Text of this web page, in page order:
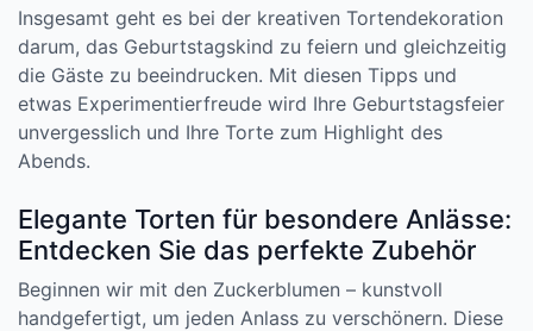
Insgesamt geht es bei der kreativen Tortendekoration
darum, das Geburtstagskind zu feiern und gleichzeitig
die Gäste zu beeindrucken. Mit diesen Tipps und
etwas Experimentierfreude wird Ihre Geburtstagsfeier
unvergesslich und Ihre Torte zum Highlight des
Abends.
Elegante Torten für besondere Anlässe:
Entdecken Sie das perfekte Zubehör
Beginnen wir mit den Zuckerblumen – kunstvoll
handgefertigt, um jeden Anlass zu verschönern. Diese